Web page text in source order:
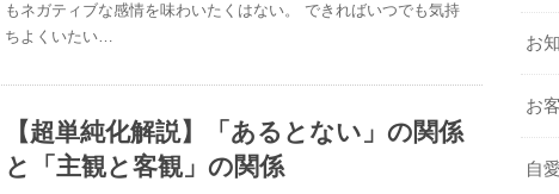
もネガティブな感情を味わいたくはない。 できればいつでも気持
ちよくいたい…
【超単純化解説】「あるとない」の関係
と「主観と客観」の関係
お
お
自